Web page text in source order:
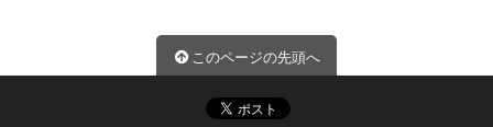
このページの先頭へ